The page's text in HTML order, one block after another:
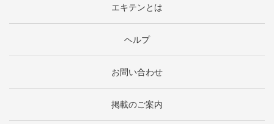
エキテンとは
ヘルプ
お問い合わせ
掲載のご案内